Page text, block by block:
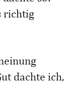
richtig
dachte ich,